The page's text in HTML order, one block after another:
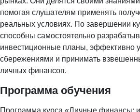
помогая слушателям применять
реальных условиях. По завершении
способны самостоятельно
инвестиционные планы, эффективно
сбережениями и принимать
личных финансов.
Программа обучения
Программа курса «Личные финансы: